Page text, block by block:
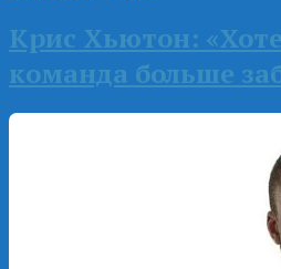
Крис Хьютон:
команда больше